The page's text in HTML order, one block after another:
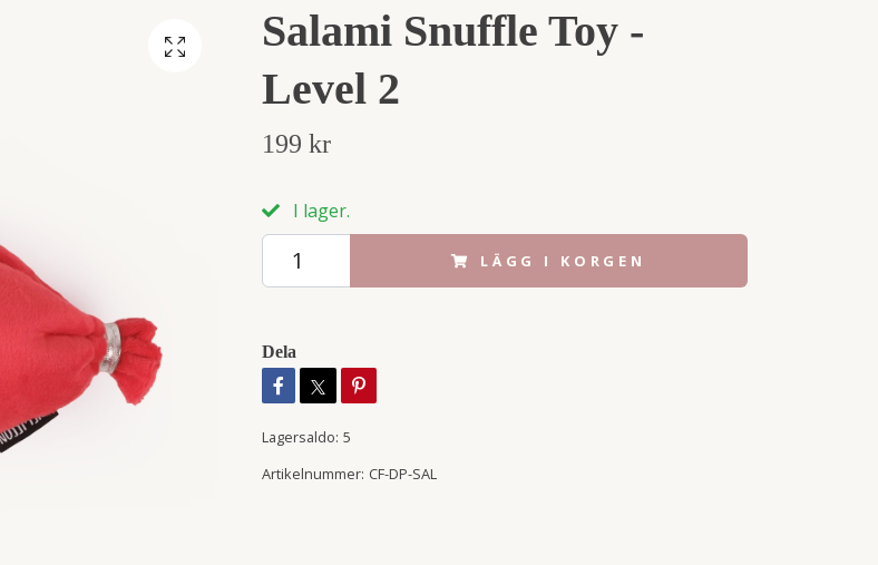
Salami Snuffle Toy -
Level 2
199 kr
I lager.
LÄGG I KORGEN
Dela
Lagersaldo: 5
Artikelnummer: CF-DP-SAL